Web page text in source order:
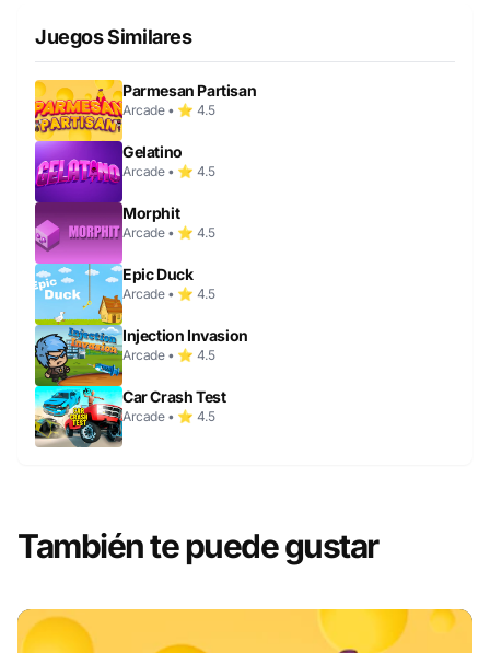
Juegos Similares
Parmesan Partisan
Arcade • ⭐ 4.5
Gelatino
Arcade • ⭐ 4.5
Morphit
Arcade • ⭐ 4.5
Epic Duck
Arcade • ⭐ 4.5
Injection Invasion
Arcade • ⭐ 4.5
Car Crash Test
Arcade • ⭐ 4.5
También te puede gustar